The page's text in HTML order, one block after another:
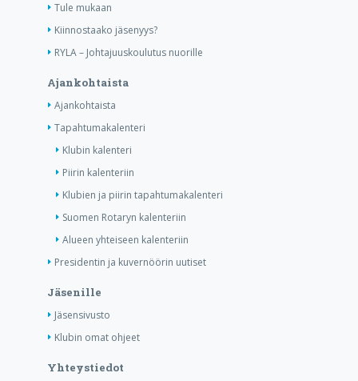
Tule mukaan
Kiinnostaako jäsenyys?
RYLA – Johtajuuskoulutus nuorille
Ajankohtaista
Ajankohtaista
Tapahtumakalenteri
Klubin kalenteri
Piirin kalenteriin
Klubien ja piirin tapahtumakalenteri
Suomen Rotaryn kalenteriin
Alueen yhteiseen kalenteriin
Presidentin ja kuvernöörin uutiset
Jäsenille
Jäsensivusto
Klubin omat ohjeet
Yhteystiedot